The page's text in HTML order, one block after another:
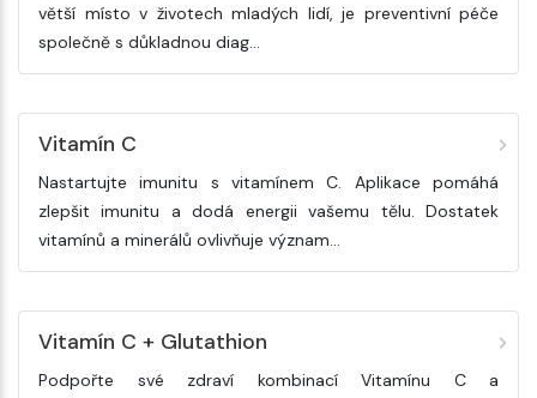
větší místo v životech mladých lidí, je preventivní péče
společně s důkladnou diag...
Vitamín C
Nastartujte imunitu s vitamínem C. Aplikace pomáhá
zlepšit imunitu a dodá energii vašemu tělu. Dostatek
vitamínů a minerálů ovlivňuje význam...
Vitamín C + Glutathion
Podpořte své zdraví kombinací Vitamínu C a